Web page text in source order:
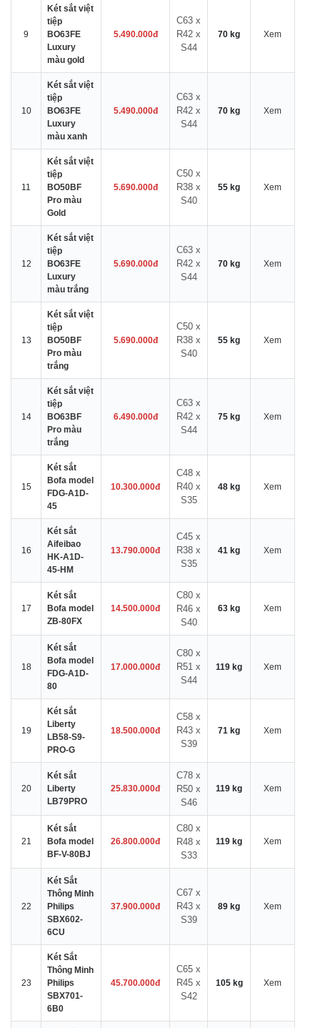
9
Két sắt việt
tiệp
BO63FE
Luxury
màu gold
5.490.000đ
C63 x
R42 x
S44
70 kg Xem
10
Két sắt việt
tiệp
BO63FE
Luxury
màu xanh
5.490.000đ
C63 x
R42 x
S44
70 kg Xem
11
Két sắt việt
tiệp
BO50BF
Pro màu
Gold
5.690.000đ
C50 x
R38 x
S40
55 kg Xem
12
Két sắt việt
tiệp
BO63FE
Luxury
màu trắng
5.690.000đ
C63 x
R42 x
S44
70 kg Xem
13
Két sắt việt
tiệp
BO50BF
Pro màu
trắng
5.690.000đ
C50 x
R38 x
S40
55 kg Xem
14
Két sắt việt
tiệp
BO63BF
Pro màu
trắng
6.490.000đ
C63 x
R42 x
S44
75 kg Xem
15
Két sắt
Bofa model
FDG-A1D-
45
10.300.000đ
C48 x
R40 x
S35
48 kg Xem
16
Két sắt
Aifeibao
HK-A1D-
45-HM
13.790.000đ
C45 x
R38 x
S35
41 kg Xem
17
Két sắt
Bofa model
ZB-80FX
14.500.000đ
C80 x
R46 x
S40
63 kg Xem
18
Két sắt
Bofa model
FDG-A1D-
80
17.000.000đ
C80 x
R51 x
S44
119 kg Xem
19
Két sắt
Liberty
LB58-S9-
PRO-G
18.500.000đ
C58 x
R43 x
S39
71 kg Xem
20
Két sắt
Liberty
LB79PRO
25.830.000đ
C78 x
R50 x
S46
119 kg Xem
21
Két sắt
Bofa model
BF-V-80BJ
26.800.000đ
C80 x
R48 x
S33
119 kg Xem
22
Két Sắt
Thông Minh
Philips
SBX602-
6CU
37.900.000đ
C67 x
R43 x
S39
89 kg Xem
23
Két Sắt
Thông Minh
Philips
SBX701-
6B0
45.700.000đ
C65 x
R45 x
S42
105 kg Xem